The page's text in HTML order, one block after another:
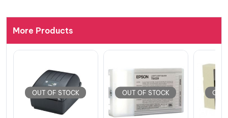
More Products
OUT OF STOCK OUT OF STOCK OUT